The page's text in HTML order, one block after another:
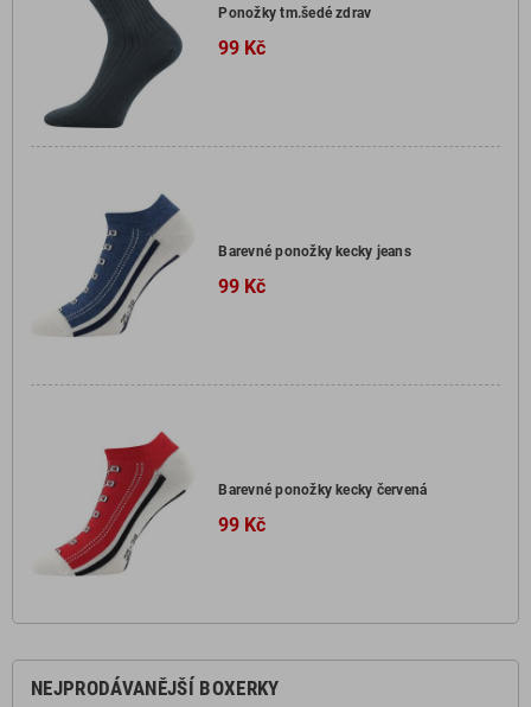
Ponožky tm.šedé zdrav
99 Kč
Barevné ponožky kecky jeans
99 Kč
Barevné ponožky kecky červená
99 Kč
NEJPRODÁVANĚJŠÍ BOXERKY